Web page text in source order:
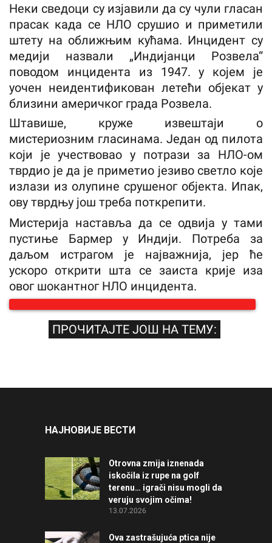
Неки сведоци су изјавили да су чули гласан
прасак када се НЛО срушио и приметили
штету на оближњим кућама. Инцидент су
медији назвали „Индијанци Розвела“
поводом инцидента из 1947. у којем је
уочен неидентификован летећи објекат у
близини америчког града Розвела.
Штавише, круже извештаји о
мистериозним гласинама. Један од пилота
који је учествовао у потрази за НЛО-ом
тврдио је да је приметио језиво светло које
излази из олупине срушеног објекта. Ипак,
ову тврдњу још треба поткрепити.
Мистерија наставља да се одвија у тами
пустиње Бармер у Индији. Потреба за
даљом истрагом је најважнија, јер ће
ускоро открити шта се заиста крије иза
овог шокантног НЛО инцидента.
ПРОЧИТАЈТЕ ЈОШ НА ТЕМУ:
НАЈНОВИЈЕ ВЕСТИ
Otrovna zmija iznenada
iskočila iz rupe na golf
terenu… igrači nisu mogli da
veruju svojim očima!
13.07.2026
Ova zastrašujuća ptica nije